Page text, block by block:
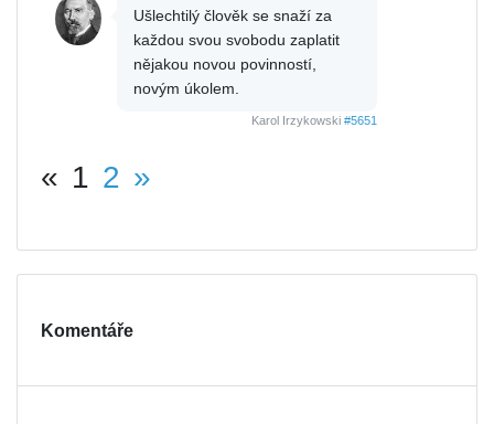
Ušlechtilý člověk se snaží za
každou svou svobodu zaplatit
nějakou novou povinností,
novým úkolem.
Karol Irzykowski #5651
« 1 2 »
Komentáře